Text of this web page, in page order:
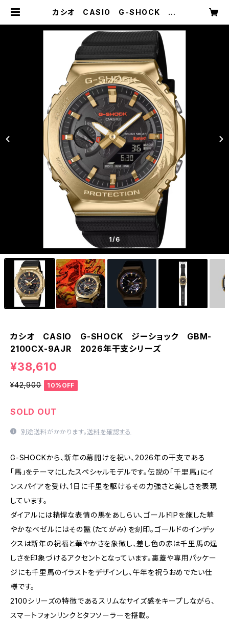
カシオ CASIO G-SHOCK ジ
2026年干支シリーズ | メガネ・時
計・宝石のお店 藤原時計舗
1/6
カシオ CASIO G-SHOCK ジーショック GBM-
2100CX-9AJR 2026年干支シリーズ
¥38,610
¥42,900 10%OFF
SOLD OUT
別途送料がかかります。送料を確認する
G-SHOCKから、新年の幕開けを祝い、2026年の干支である
「馬」をテーマにしたスペシャルモデルです。伝説の「千里馬」にイ
ンスパイアを受け、1日に千里を駆けるその力強さと美しさを表現
しています。
ダイアルには精悍な表情の馬をあしらい、ゴールドIPを施した華
やかなベゼルにはその鬣（たてがみ）を刻印。ゴールドのインデッ
クスは新年の祝福と華やかさを象徴し、差し色の赤は千里馬の逞
しさを印象づけるアクセントとなっています。裏蓋や専用パッケー
ジにも千里馬のイラストをデザインし、午年を祝うおめでたい仕
様です。
2100シリーズの特徴であるスリムなサイズ感をキープしながら、
スマートフォンリンクとタフソーラーを搭載。